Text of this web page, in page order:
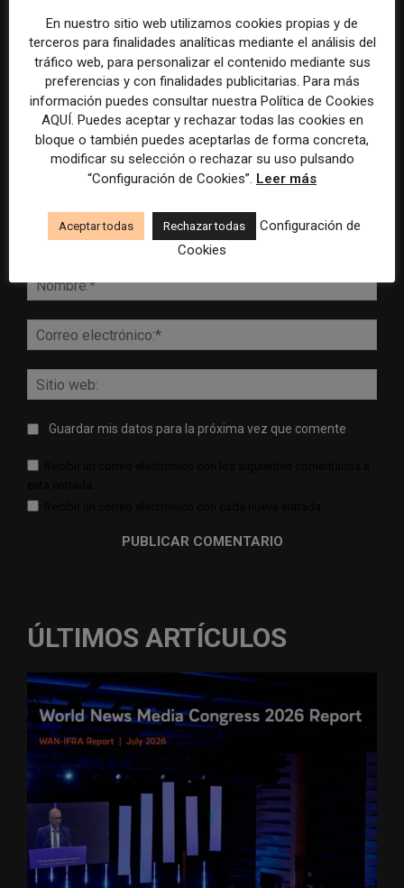
DEJA UNA RESPUESTA
web:
Guardar mis datos para la próxima vez que comente
ÚLTIMOS ARTÍCULOS
En nuestro sitio web utilizamos cookies propias y de
terceros para finalidades analíticas mediante el análisis del
tráfico web, para personalizar el contenido mediante sus
preferencias y con finalidades publicitarias. Para más
información puedes consultar nuestra Política de Cookies
AQUÍ. Puedes aceptar y rechazar todas las cookies en
bloque o también puedes aceptarlas de forma concreta,
modificar su selección o rechazar su uso pulsando
“Configuración de Cookies”. Leer más
Aceptar todas Rechazar todas
Configuración de
Cookies